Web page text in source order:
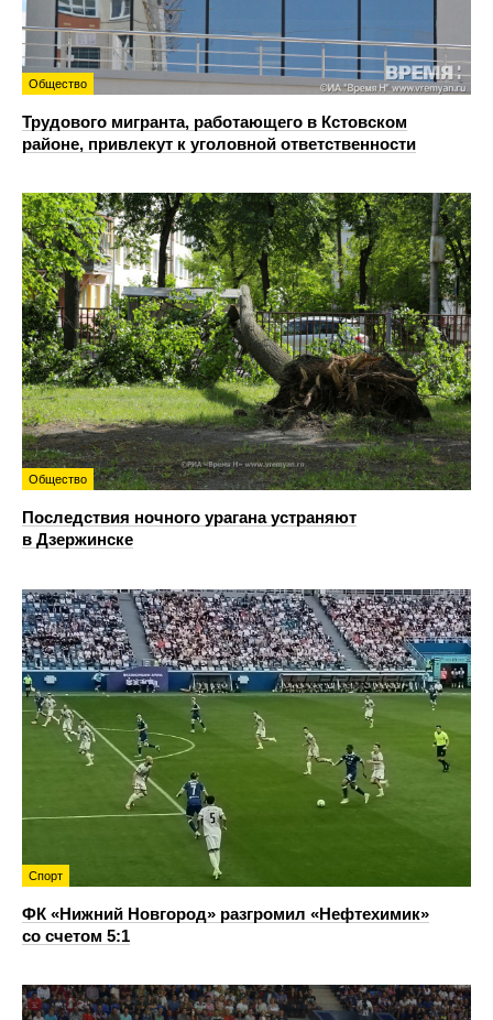
Общество
Трудового мигранта, работающего в Кстовском
районе, привлекут к уголовной ответственности
Общество
Последствия ночного урагана устраняют
в Дзержинске
Спорт
ФК «Нижний Новгород» разгромил «Нефтехимик»
со счетом 5:1